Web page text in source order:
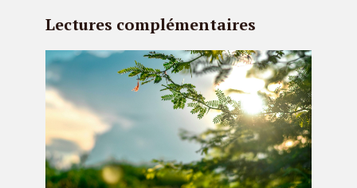
Lectures complémentaires